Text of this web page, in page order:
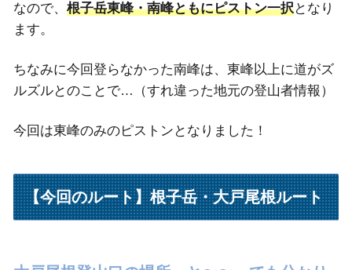
なので、 根子岳東峰・南峰ともにピストン一択となり
ます。
ちなみに今回登らなかった南峰は、東峰以上に道がズ
ルズルとのことで…（すれ違った地元の登山者情報）
今回は東峰のみのピストンとなりました！
【今回のルート】根子岳・大戸尾根ルート